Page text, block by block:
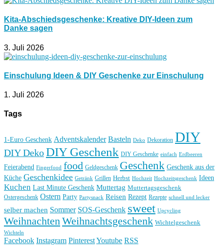
Kita-Abschiedsgeschenke: Kreative DIY-Ideen zum
Danke sagen
3. Juli 2026
Einschulung Ideen & DIY Geschenke zur Einschulung
1. Juli 2026
Tags
1-Euro Geschenk Adventskalender Basteln Deko Dekoration DIY
DIY DekoDIY Geschenk DIY Geschenke einfach Erdbeeren
Feierabend Fingerfood food Geldgeschenk Geschenk Geschenk aus der
Küche Geschenkidee Getränk Grillen Herbst Hochzeit Hochzeitsgeschenk Ideen
Kuchen Last Minute Geschenk Muttertag Muttertagsgeschenk
Ostergeschenk Ostern Party Partysnack Reisen Rezept Rezepte schnell und lecker
selber machen Sommer SOS-Geschenk sweet Upcycling
Weihnachten Weihnachtsgeschenk Wichtelgeschenk
Wichteln
Facebook Instagram PinterestYoutube RSS